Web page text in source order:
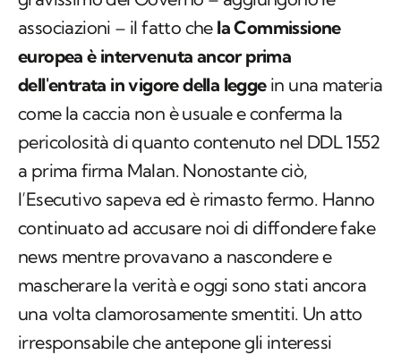
associazioni – il fatto che la Commissione
europea è intervenuta ancor prima
dell'entrata in vigore della leggein una materia
come la caccia non è usuale e conferma la
pericolosità di quanto contenuto nel DDL 1552
a prima firma Malan. Nonostante ciò,
l’Esecutivo sapeva ed è rimasto fermo. Hanno
continuato ad accusare noi di diffondere fake
news mentre provavano a nascondere e
mascherare la verità e oggi sono stati ancora
una volta clamorosamente smentiti. Un atto
irresponsabile che antepone gli interessi